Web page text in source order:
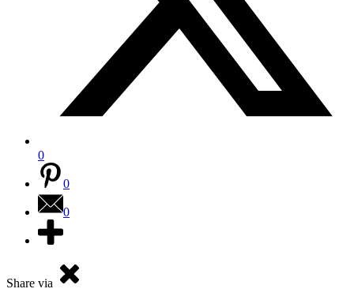
0
0
0
Share via